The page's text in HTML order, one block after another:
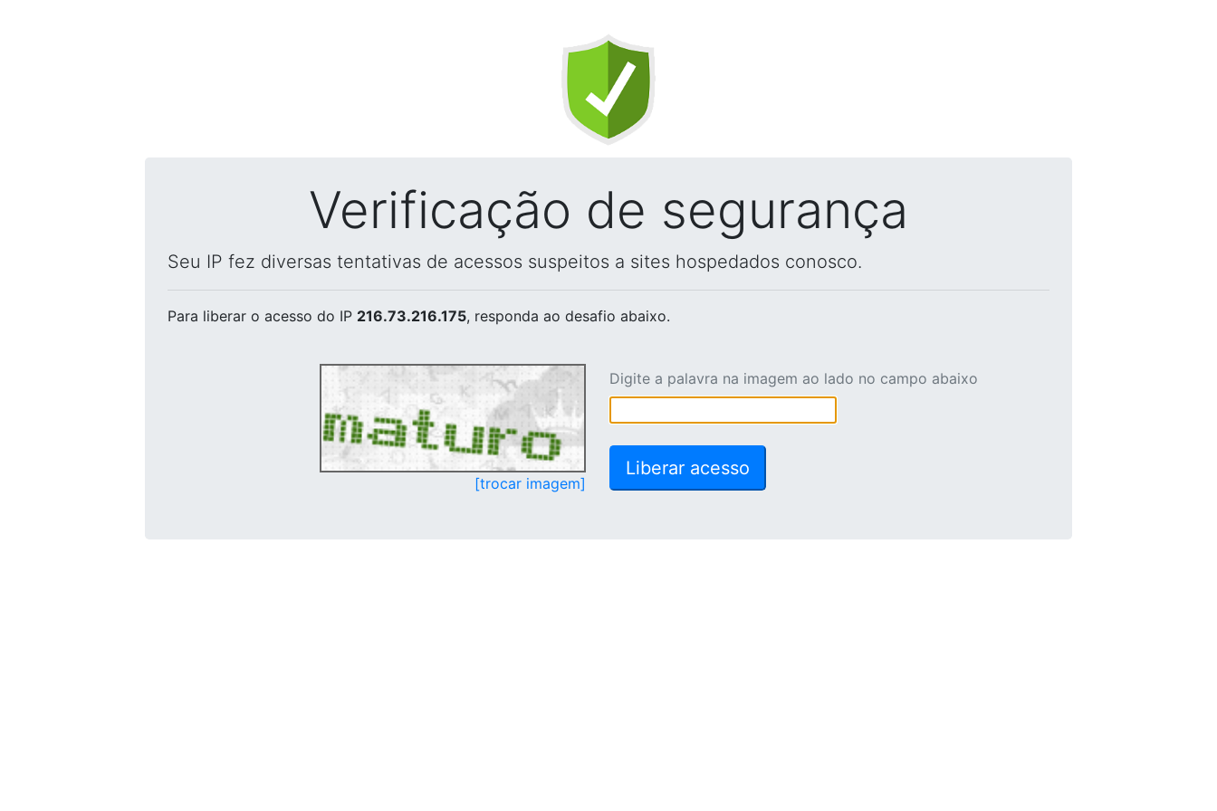
Verificação de segurança
Seu IP fez diversas tentativas de acessos suspeitos a sites hospedados conosco.
Para liberar o acesso do IP 216.73.216.175, responda ao desafio abaixo.
[trocar imagem]
Digite a palavra na imagem ao lado no campo abaixo